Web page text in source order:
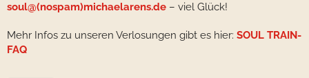
soul@(nospam)michaelarens.de – viel Glück!
Mehr Infos zu unseren Verlosungen gibt es hier: SOUL TRAIN-
FAQ